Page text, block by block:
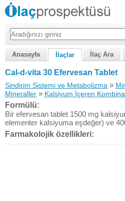
Anasayfa İlaçlar İlaç Ara
Cal-d-vita 30 Efervesan Tablet
Sindirim Sistemi ve Metabolizma »
Mineraller » Kalsiyum İçeren
Formülü:
Bir efervesan tablet 1500 mg
elementer kalsiyuma eşdeğer) ve
Farmakolojik özellikleri: